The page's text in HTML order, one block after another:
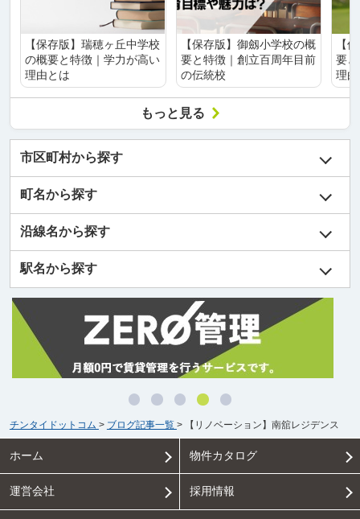
【保存版】瑞穂ヶ丘中学校
の概要と特徴｜学力が高い
理由とは
【保存版】御劔小学校の概
要と特徴｜創立百周年目前
の伝統校
【
要
理
もっと見る
市区町村から探す
町名から探す
沿線名から探す
駅名から探す
チンタイドットコム > ブログ記事一覧 > 【リノベーション】南舘レジデンス
ホーム 物件カタログ
運営会社 採用情報